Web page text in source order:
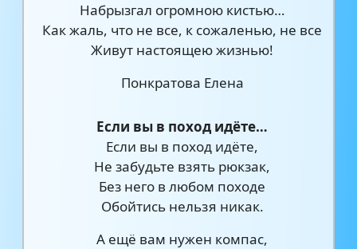
Набрызгал огромною кистью…
Как жаль, что не все, к сожаленью, не все
Живут настоящею жизнью!
Понкратова Елена
Если вы в поход идёте…
Если вы в поход идёте,
Не забудьте взять рюкзак,
Без него в любом походе
Обойтись нельзя никак.
А ещё вам нужен компас,